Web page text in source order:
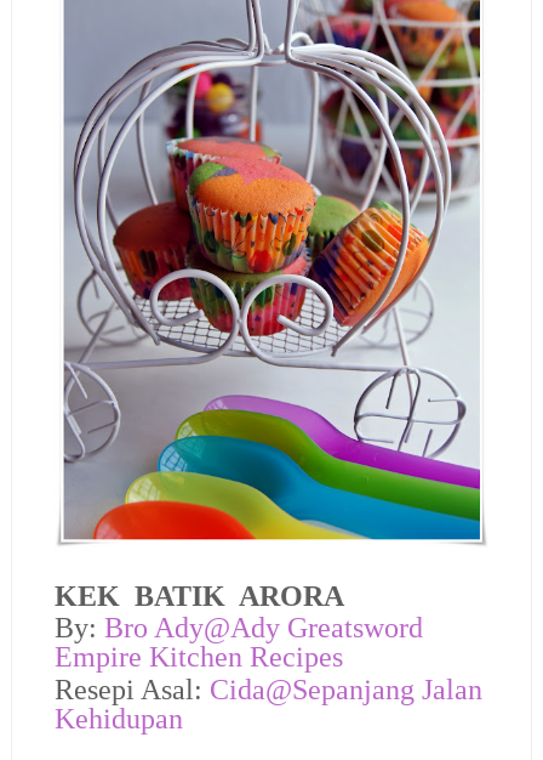
KEK BATIK ARORA
By: Bro Ady@Ady Greatsword
Empire Kitchen Recipes
Resepi Asal: Cida@Sepanjang Jalan
Kehidupan